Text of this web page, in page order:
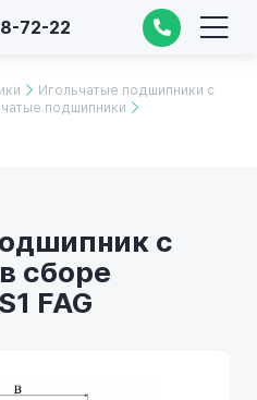
72-22
Игольчатые подшипники с
подшипники
с
сборе
FAG